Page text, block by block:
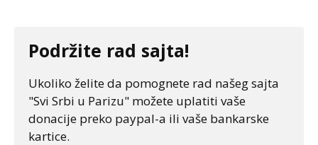
Podržite rad sajta!
Ukoliko želite da pomognete rad našeg sajta
"Svi Srbi u Parizu" možete uplatiti vaše
donacije preko paypal-a ili vaše bankarske
kartice.